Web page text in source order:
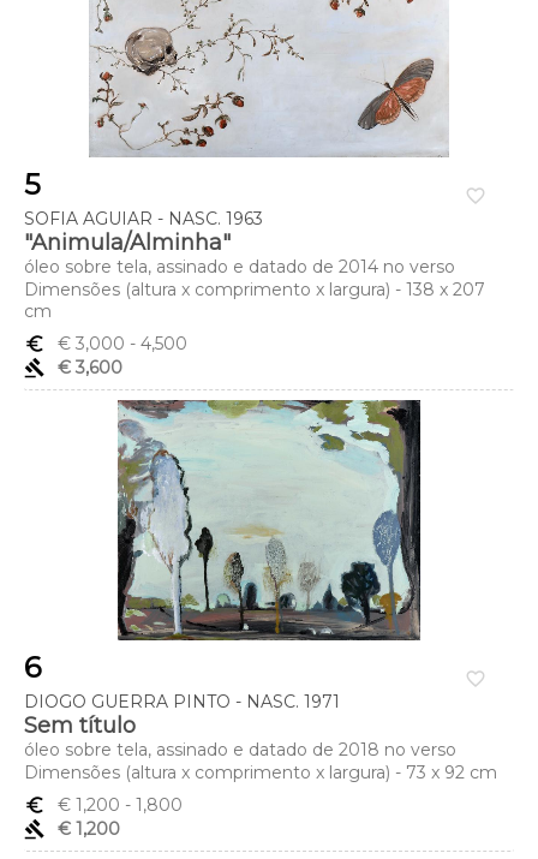
favorite_border
5
SOFIA AGUIAR - NASC. 1963
"Animula/Alminha"
óleo sobre tela, assinado e datado de 2014 no verso
Dimensões (altura x comprimento x largura) - 138 x 207
cm
euro_symbol
€ 3,000 - 4,500
gavel
€ 3,600
favorite_border
6
DIOGO GUERRA PINTO - NASC. 1971
Sem título
óleo sobre tela, assinado e datado de 2018 no verso
Dimensões (altura x comprimento x largura) - 73 x 92 cm
euro_symbol
€ 1,200 - 1,800
gavel
€ 1,200